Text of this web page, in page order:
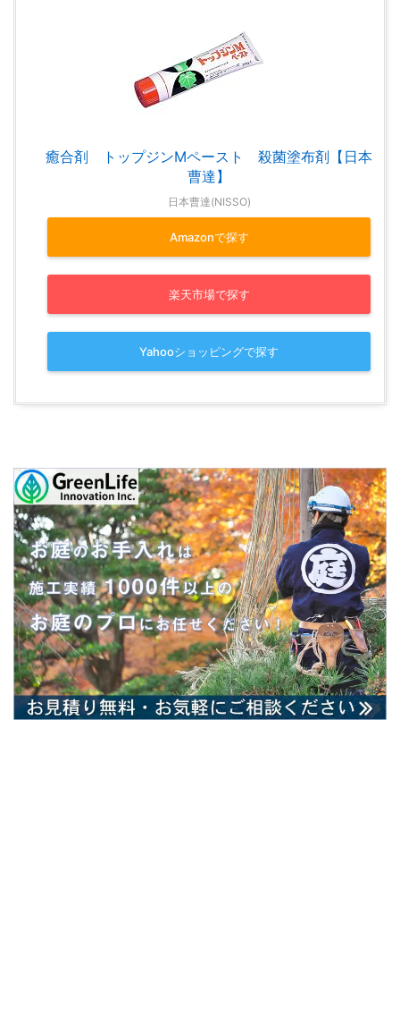
癒合剤 トップジンMペースト 殺菌塗布剤【日本
曹達】
日本曹達(NISSO)
Amazonで探す
楽天市場で探す
Yahooショッピングで探す